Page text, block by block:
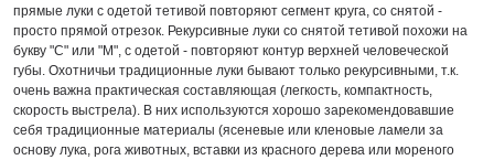
прямые луки с одетой тетивой повторяют сегмент круга, со снятой -
просто прямой отрезок. Рекурсивные луки со снятой тетивой похожи на
букву "С" или "М", с одетой - повторяют контур верхней человеческой
губы. Охотничьи традиционные луки бывают только рекурсивными, т.к.
очень важна практическая составляющая (легкость, компактность,
скорость выстрела). В них используются хорошо зарекомендовавшие
себя традиционные материалы (ясеневые или кленовые ламели за
основу лука, рога животных, вставки из красного дерева или мореного